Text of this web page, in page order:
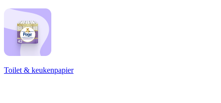
Toilet & keukenpapier